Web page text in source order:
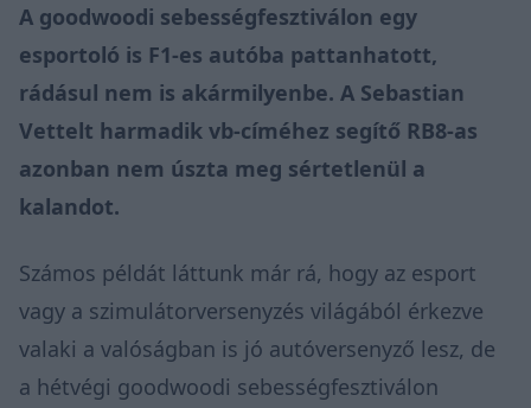
A goodwoodi sebességfesztiválon egy
esportoló is F1-es autóba pattanhatott,
rádásul nem is akármilyenbe. A Sebastian
Vettelt harmadik vb-címéhez segítő RB8-as
azonban nem úszta meg sértetlenül a
kalandot.
Számos példát láttunk már rá, hogy az esport
vagy a szimulátorversenyzés világából érkezve
valaki a valóságban is jó autóversenyző lesz, de
a hétvégi goodwoodi sebességfesztiválon